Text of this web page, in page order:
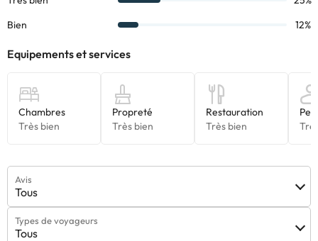
Avis
Tous
Types de voyageurs
Tous